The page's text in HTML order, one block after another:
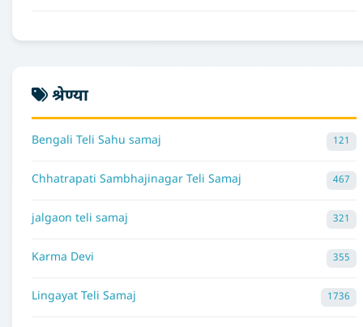
श्रेण्या
Bengali Teli Sahu samaj 121
Chhatrapati Sambhajinagar Teli Samaj 467
jalgaon teli samaj 321
Karma Devi 355
Lingayat Teli Samaj 1736